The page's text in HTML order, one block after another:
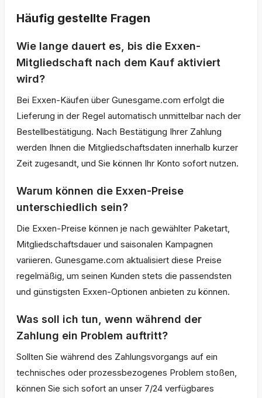
Häufig gestellte Fragen
Wie lange dauert es, bis die Exxen-
Mitgliedschaft nach dem Kauf aktiviert
wird?
Bei Exxen-Käufen über Gunesgame.com erfolgt die
Lieferung in der Regel automatisch unmittelbar nach der
Bestellbestätigung. Nach Bestätigung Ihrer Zahlung
werden Ihnen die Mitgliedschaftsdaten innerhalb kurzer
Zeit zugesandt, und Sie können Ihr Konto sofort nutzen.
Warum können die Exxen-Preise
unterschiedlich sein?
Die Exxen-Preise können je nach gewählter Paketart,
Mitgliedschaftsdauer und saisonalen Kampagnen
variieren. Gunesgame.com aktualisiert diese Preise
regelmäßig, um seinen Kunden stets die passendsten
und günstigsten Exxen-Optionen anbieten zu können.
Was soll ich tun, wenn während der
Zahlung ein Problem auftritt?
Sollten Sie während des Zahlungsvorgangs auf ein
technisches oder prozessbezogenes Problem stoßen,
können Sie sich sofort an unser 7/24 verfügbares